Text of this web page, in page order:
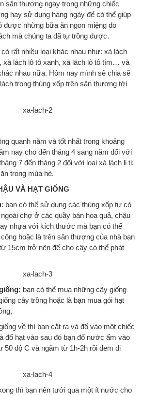
sân thương ngay trong những chiếc
hay sử dụng hàng ngày để có thể giúp
được những bữa ăn ngon miệng do
mà chúng ta đã tự trồng được.
có rất nhiều loại khác nhau như: xà lách
xà lách lô tô xanh, xà lách lô tô tím… và
nhau nữa. Hôm nay mình sẽ chia sẽ
trong thùng xốp trên sân thương tới
quanh năm và tốt nhất trong khoảng
nay cho đến tháng 4 sang năm đối với
7 đến tháng 2 đối với loại xà lách li ti;
trong mùa hè.
VÀ HẠT GIỐNG
: bạn có thể sử dụng các thùng xốp tự có
chợ ở các quầy bán hoa quả, chậu
nhựa với kích thước mà bạn có thể
hoặc là trên sân thượng của nhà bạn
15cm trở nên để cho cây có thể phát
bạn có thể mua những cây giống
cây trồng hoặc là bạn mua gói hạt
về thì bạn cắt ra và đổ vào môt chiếc
đổ hạt vào sau đó bạn đổ nước ấm vào
50 độ C và ngâm từ 1h-2h rồi đem đi
thì bạn nên tưới qua một ít nước cho